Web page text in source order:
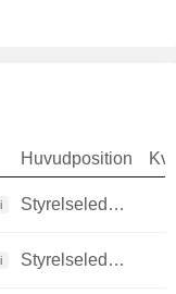
Huvudposition
Styrelseledamot
Styrelseledamot